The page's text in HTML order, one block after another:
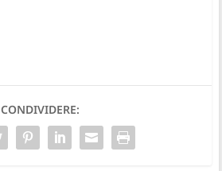
CONDIVIDERE: